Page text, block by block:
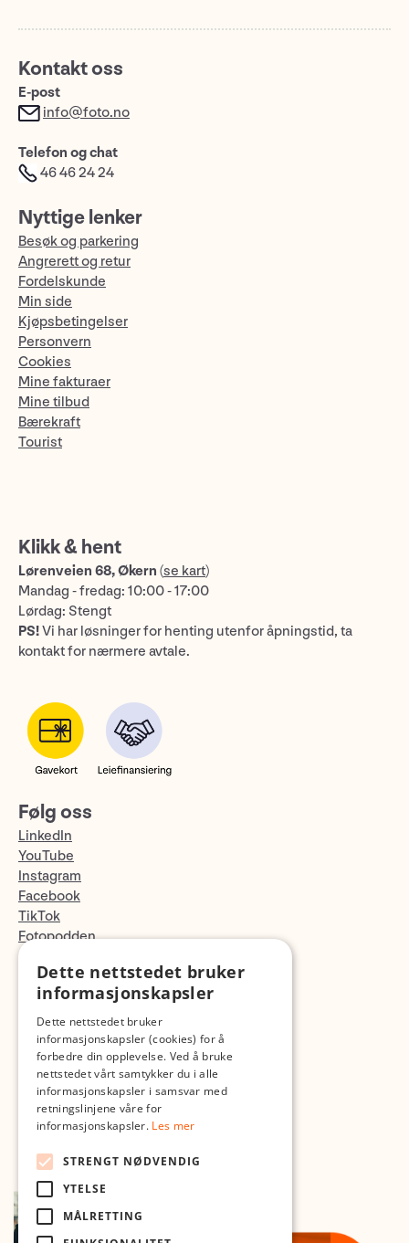
Kontakt oss
E-post
info@foto.no
Telefon og chat
46 46 24 24
Nyttige lenker
Besøk og parkering
Angrerett og retur
Fordelskunde
Min side
Kjøpsbetingelser
Personvern
Cookies
Mine fakturaer
Mine tilbud
Bærekraft
Tourist
Klikk & hent
Lørenveien 68, Økern (se kart)
Mandag - fredag: 10:00 - 17:00
Lørdag: Stengt
PS!Vi har løsninger for henting utenfor åpningstid, ta
kontakt for nærmere avtale.
Følg oss
LinkedIn
YouTube
Instagram
Facebook
TikTok
Fotopodden
Med forbehold om skrive- og lagerfeil
Dette nettstedet bruker
informasjonskapsler
Dette nettstedet bruker
informasjonskapsler (cookies) for å
forbedre din opplevelse. Ved å bruke
nettstedet vårt samtykker du i alle
informasjonskapsler i samsvar med
retningslinjene våre for
informasjonskapsler. Les mer
STRENGT NØDVENDIG
YTELSE
MÅLRETTING